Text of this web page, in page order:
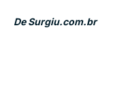
De Surgiu.com.br